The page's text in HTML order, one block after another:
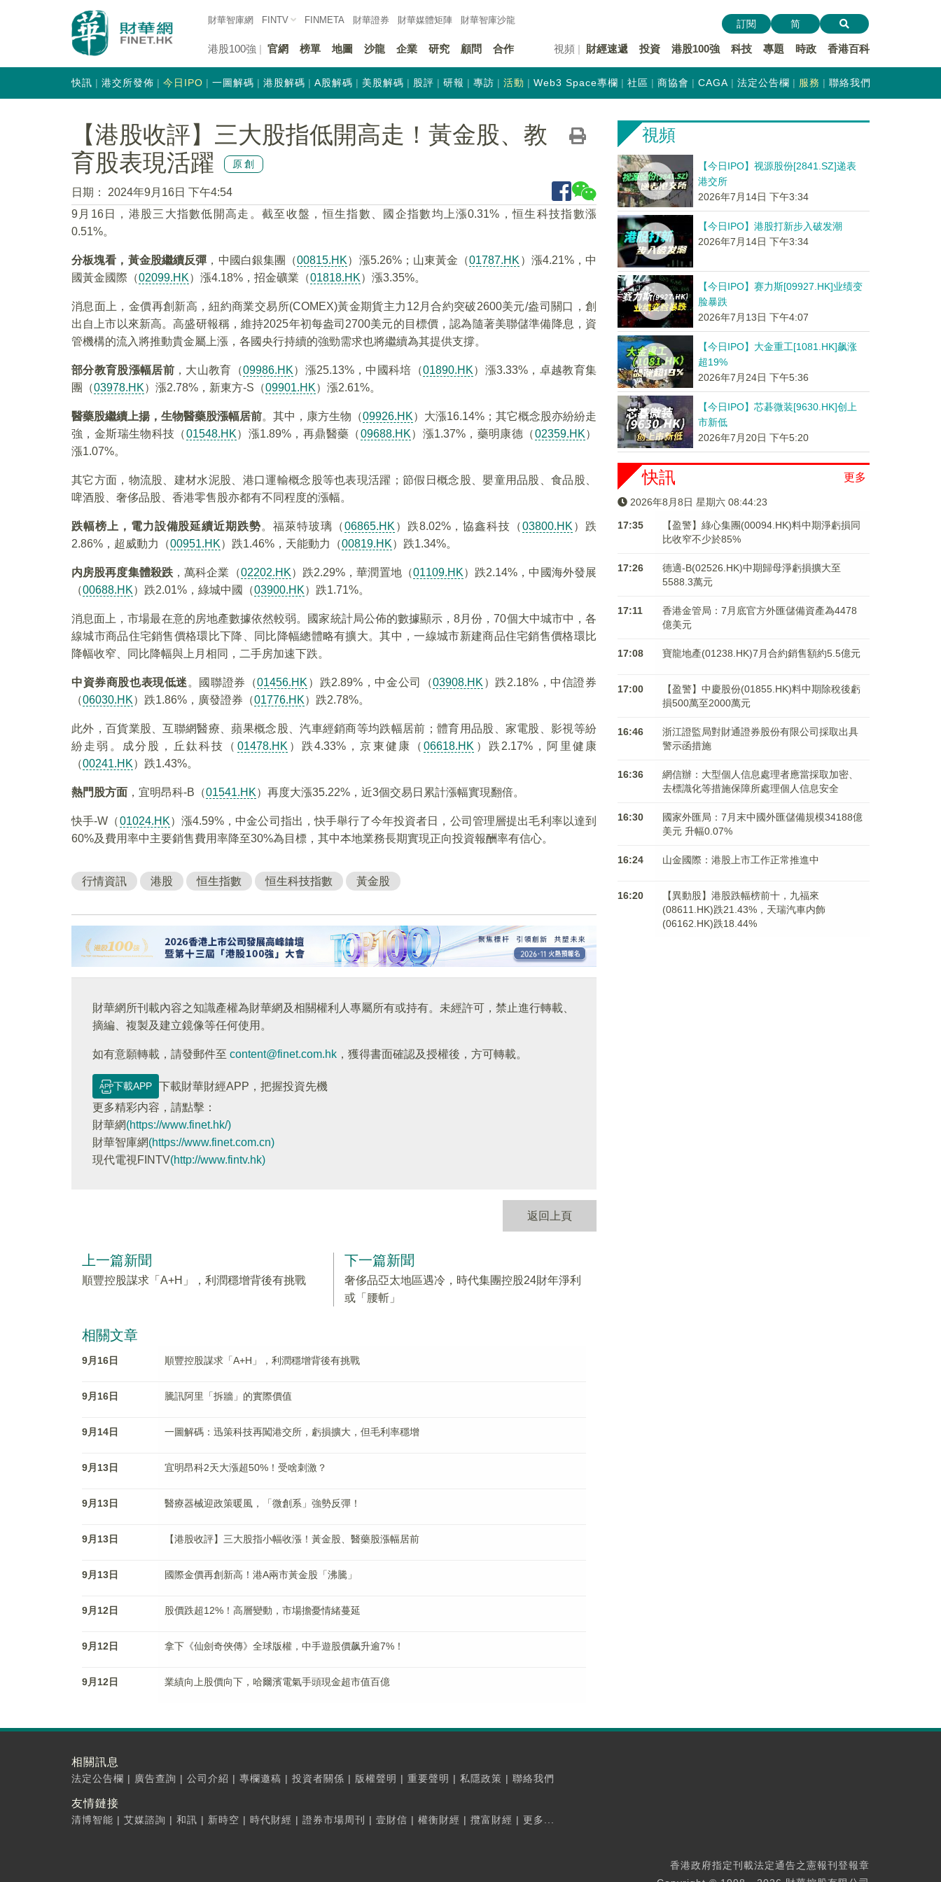
財華智庫網 FINTV FINMETA 財華證券 財華媒體矩陣 財華智庫沙龍
港股100強 官網 榜單 地圖 沙龍 企業 研究 顧問 合作 視頻 財經速遞 投資 港股100強 科技 專題 時政 香港百科
訂閱 简
快訊 港交所發佈 今日IPO 一圖解碼 港股解碼 A股解碼 美股解碼 股評 研報 專訪 活動 Web3 Space專欄 社區 商協會 CAGA 法定公告欄 服務 聯絡我們
【港股收評】三大股指低開高走！黃金股、教
育股表現活躍
原創
日期：
2024年9月16日 下午4:54
9月16日，港股三大指數低開高走。截至收盤，恒生指數、國企指數均上漲0.31%，恒生科技指數漲
0.51%。
分板塊看，黃金股繼續反彈 ，中國白銀集團（00815.HK）漲5.26%；山東黃金（01787.HK ）漲4.21%，中
國黃金國際（02099.HK）漲4.18%，招金礦業（01818.HK）漲3.35%。
消息面上，金價再創新高，紐約商業交易所(COMEX)黃金期貨主力12月合約突破2600美元/盎司關口，創
出自上市以來新高。高盛研報稱，維持2025年初每盎司2700美元的目標價，認為隨著美聯儲準備降息，資
管機構的流入將推動貴金屬上漲，各國央行持續的強勁需求也將繼續為其提供支撐。
部分教育股漲幅居前，大山教育（09986.HK）漲25.13%，中國科培（01890.HK）漲3.33%，卓越教育集
團（03978.HK）漲2.78%，新東方-S（09901.HK）漲2.61%。
醫藥股繼續上揚，生物醫藥股漲幅居前。其中，康方生物（09926.HK）大漲16.14%；其它概念股亦紛紛走
強，金斯瑞生物科技（01548.HK）漲1.89%，再鼎醫藥（09688.HK）漲1.37%，藥明康德（02359.HK）
漲1.07%。
其它方面，物流股、建材水泥股、港口運輸概念股等也表現活躍；節假日概念股、嬰童用品股、食品股、
啤酒股、奢侈品股、香港零售股亦都有不同程度的漲幅。
跌幅榜上，電力設備股延續近期跌勢。福萊特玻璃（06865.HK ）跌8.02%，協鑫科技（03800.HK ）跌
2.86%，超威動力（00951.HK）跌1.46%，天能動力（00819.HK）跌1.34%。
内房股再度集體殺跌 ，萬科企業（02202.HK）跌2.29%，華潤置地（01109.HK）跌2.14%，中國海外發展
（00688.HK）跌2.01%，綠城中國（03900.HK）跌1.71%。
消息面上，市場最在意的房地產數據依然較弱。國家統計局公佈的數據顯示，8月份，70個大中城市中，各
線城市商品住宅銷售價格環比下降、同比降幅總體略有擴大。其中，一線城市新建商品住宅銷售價格環比
降幅收窄、同比降幅與上月相同，二手房加速下跌。
中資券商股也表現低迷 。國聯證券（01456.HK ）跌2.89%，中金公司（03908.HK ）跌2.18%，中信證券
（06030.HK）跌1.86%，廣發證券（01776.HK）跌2.78%。
此外，百貨業股、互聯網醫療、蘋果概念股、汽車經銷商等均跌幅居前；體育用品股、家電股、影視等紛
紛走弱。成分股，丘鈦科技（ 01478.HK ）跌4.33%，京東健康（06618.HK ）跌2.17%，阿里健康
（00241.HK）跌1.43%。
熱門股方面 ，宜明昂科-B（01541.HK）再度大漲35.22%，近3個交易日累計漲幅實現翻倍。
快手-W（01024.HK）漲4.59%，中金公司指出，快手舉行了今年投資者日，公司管理層提出毛利率以達到
60%及費用率中主要銷售費用率降至30%為目標，其中本地業務長期實現正向投資報酬率有信心。
行情資訊 港股 恒生指數 恒生科技指數 黃金股
財華網所刊載內容之知識產權為財華網及相關權利人專屬所有或持有。未經許可，禁止進行轉載、
摘編、複製及建立鏡像等任何使用。
如有意願轉載，請發郵件至 content@finet.com.hk ，獲得書面確認及授權後，方可轉載。
下載APP
下載財華財經APP，把握投資先機
更多精彩内容，請點擊：
財華網(https://www.finet.hk/)
財華智庫網(https://www.finet.com.cn)
現代電視FINTV(http://www.fintv.hk)
返回上頁
上一篇新聞
順豐控股謀求「A+H」，利潤穩增背後有挑戰
下一篇新聞
奢侈品亞太地區遇冷，時代集團控股24財年淨利
或「腰斬」
相關文章
9月16日 順豐控股謀求「A+H」，利潤穩增背後有挑戰
9月16日 騰訊阿里「拆牆」的實際價值
9月14日 一圖解碼：迅策科技再闖港交所，虧損擴大，但毛利率穩增
9月13日 宜明昂科2天大漲超50%！受啥刺激？
9月13日 醫療器械迎政策暖風，「微創系」強勢反彈！
9月13日 【港股收評】三大股指小幅收漲！黃金股、醫藥股漲幅居前
9月13日 國際金價再創新高！港A兩市黃金股「沸騰」
9月12日 股價跌超12%！高層變動，市場擔憂情緒蔓延
9月12日 拿下《仙劍奇俠傳》全球版權，中手遊股價飙升逾7%！
9月12日 業績向上股價向下，哈爾濱電氣手頭現金超市值百億
視頻
【今日IPO】视源股份[2841.SZ]递表
港交所
2026年7月14日 下午3:34
【今日IPO】港股打新步入破发潮
2026年7月14日 下午3:34
【今日IPO】赛力斯[09927.HK]业绩变
脸暴跌
2026年7月13日 下午4:07
【今日IPO】大金重工[1081.HK]飙涨
超19%
2026年7月24日 下午5:36
【今日IPO】芯碁微装[9630.HK]创上
市新低
2026年7月20日 下午5:20
更多
快訊
2026年8月8日 星期六 08:44:24
17:35
【盈警】綠心集團(00094.HK)料中期淨虧損同
比收窄不少於85%
17:26
德適-B(02526.HK)中期歸母淨虧損擴大至
5588.3萬元
17:11
香港金管局：7月底官方外匯儲備資產為4478
億美元
17:08 寶龍地產(01238.HK)7月合約銷售額約5.5億元
17:00
【盈警】中慶股份(01855.HK)料中期除稅後虧
損500萬至2000萬元
16:46
浙江證監局對財通證券股份有限公司採取出具
警示函措施
16:36
網信辦：大型個人信息處理者應當採取加密、
去標識化等措施保障所處理個人信息安全
16:30
國家外匯局：7月末中國外匯儲備規模34188億
美元 升幅0.07%
16:24 山金國際：港股上市工作正常推進中
16:20
【異動股】港股跌幅榜前十，九福來
(08611.HK)跌21.43%，天瑞汽車内飾
(06162.HK)跌18.44%
相關訊息
法定公告欄 | 廣告查詢 | 公司介紹 | 專欄邀稿 | 投資者關係 | 版權聲明 | 重要聲明 | 私隱政策 | 聯絡我們
友情鏈接
清博智能 | 艾媒諮詢 | 和訊 | 新時空 | 時代財經 | 證券市場周刊 | 壹財信 | 權衡財經 | 攬富財經 | 更多...
香港政府指定刊載法定通告之憲報刊登報章